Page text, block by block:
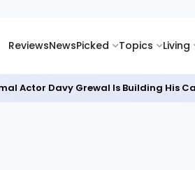
ReviewsNewsPicked Topics Living
Actor Davy Grewal Is Building His